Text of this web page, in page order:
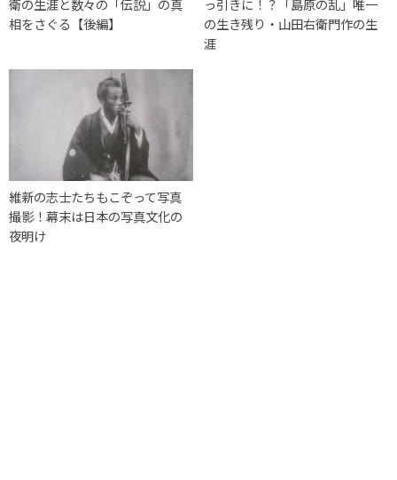
衛の生涯と数々の「伝説」の真
相をさぐる【後編】
っ引きに！？「島原の乱」唯一
の生き残り・山田右衛門作の生
涯
維新の志士たちもこぞって写真
撮影！幕末は日本の写真文化の
夜明け